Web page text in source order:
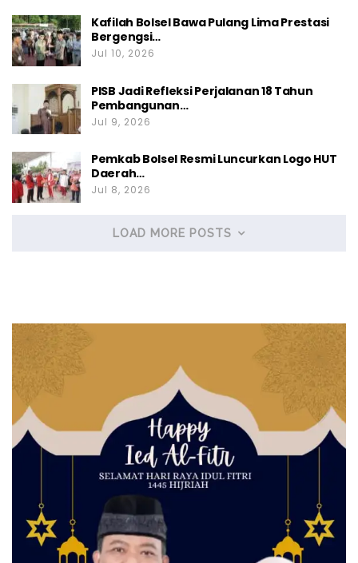
Kafilah Bolsel Bawa Pulang Lima Prestasi
Bergengsi…
Jul 10, 2026
PISB Jadi Refleksi Perjalanan 18 Tahun
Pembangunan…
Jul 9, 2026
Pemkab Bolsel Resmi Luncurkan Logo HUT
Daerah…
Jul 8, 2026
LOAD MORE POSTS